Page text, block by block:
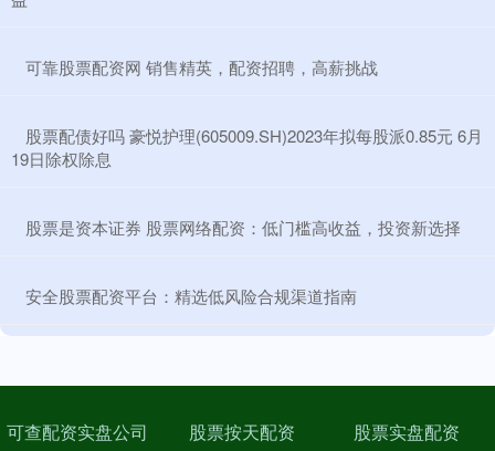
​可靠股票配资网 销售精英，配资招聘，高薪挑战
​股票配债好吗 豪悦护理(605009.SH)2023年拟每股派0.85元 6月
19日除权除息
​股票是资本证券 股票网络配资：低门槛高收益，投资新选择
​安全股票配资平台：精选低风险合规渠道指南
可查配资实盘公司 股票按天配资 股票实盘配资